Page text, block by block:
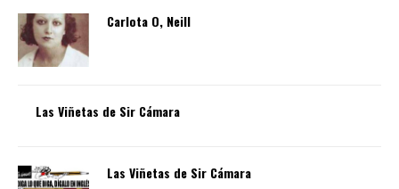
Carlota O, Neill
Las Viñetas de Sir Cámara
Las Viñetas de Sir Cámara